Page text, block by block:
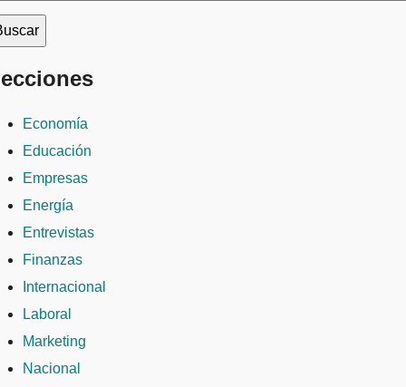
Economía
Educación
Empresas
Energía
Entrevistas
Finanzas
Internacional
Laboral
Marketing
Nacional